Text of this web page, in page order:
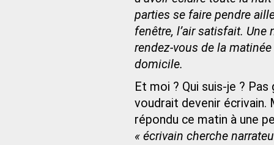
parties se faire pendre
fenêtre, l’air satisfait.
rendez-vous de la
domicile.
Et moi ? Qui suis-je ?
voudrait devenir écrivain.
répondu ce matin à une
« écrivain cherche